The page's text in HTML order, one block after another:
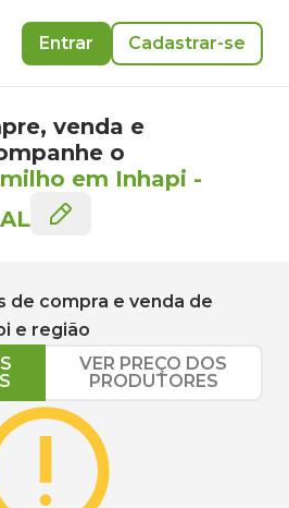
Entrar Cadastrar-se
venda e
o
em Inhapi -
AL
de compra e venda de
e região
VER PREÇO DOS
PRODUTORES